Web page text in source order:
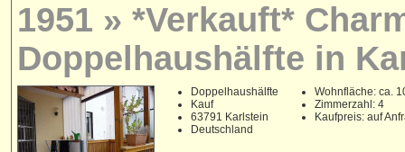
1951 » *Verkauft*
Doppelhaushälfte in
Doppelhaushälfte
Kauf
63791 Karlstein
Deutschland
Wohnfläche: ca.
Zimmerzahl: 4
Kaufpreis: auf